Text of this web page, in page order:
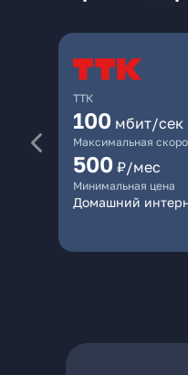
ТТК
100 мбит/сек
Максимальная
500 ₽/мес
Минимальная цена
Домашний